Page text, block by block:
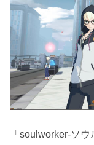
「soulworker-ソ